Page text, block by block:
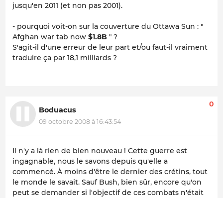
jusqu'en 2011 (et non pas 2001).
- pourquoi voit-on sur la couverture du Ottawa Sun : "
Afghan war tab now $1.8B " ?
S'agit-il d'une erreur de leur part et/ou faut-il vraiment
traduire ça par 18,1 milliards ?
Boduacus
09 octobre 2008 à 16:43:54
0
Il n'y a là rien de bien nouveau ! Cette guerre est
ingagnable, nous le savons depuis qu'elle a
commencé. À moins d'être le dernier des crétins, tout
le monde le savait. Sauf Bush, bien sûr, encore qu'on
peut se demander si l'objectif de ces combats n'était